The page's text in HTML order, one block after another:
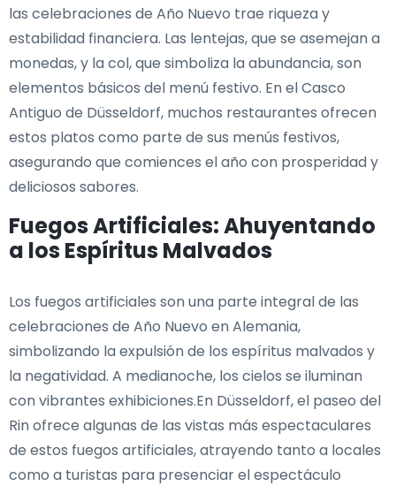
las celebraciones de Año Nuevo trae riqueza y
estabilidad financiera. Las lentejas, que se asemejan a
monedas, y la col, que simboliza la abundancia, son
elementos básicos del menú festivo. En el Casco
Antiguo de Düsseldorf, muchos restaurantes ofrecen
estos platos como parte de sus menús festivos,
asegurando que comiences el año con prosperidad y
deliciosos sabores.
Fuegos Artificiales: Ahuyentando
a los Espíritus Malvados
Los fuegos artificiales son una parte integral de las
celebraciones de Año Nuevo en Alemania,
simbolizando la expulsión de los espíritus malvados y
la negatividad. A medianoche, los cielos se iluminan
con vibrantes exhibiciones.En Düsseldorf, el paseo del
Rin ofrece algunas de las vistas más espectaculares
de estos fuegos artificiales, atrayendo tanto a locales
como a turistas para presenciar el espectáculo